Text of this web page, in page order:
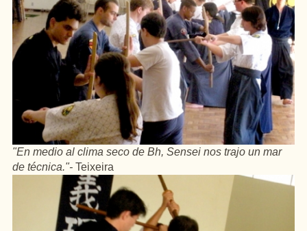
"En medio al clima seco de Bh, Sensei nos trajo un mar
de técnica."- Teixeira